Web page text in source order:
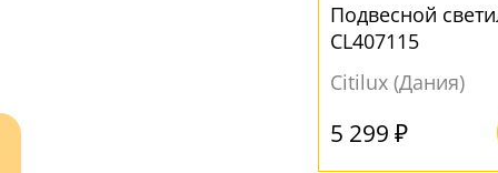
Подвесной
CL407115
Citilux (Дания)
5 299 ₽